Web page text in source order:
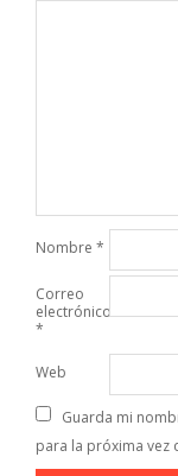
Nombre *
Correo
electrónico
*
Web
Guarda mi
para la próxima vez